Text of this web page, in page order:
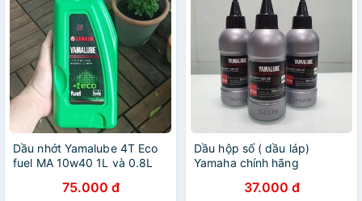
Dầu nhớt Yamalube 4T Eco
fuel MA 10w40 1L và 0.8L
75.000 đ
Dầu hộp số ( dầu láp)
Yamaha chính hãng
37.000 đ